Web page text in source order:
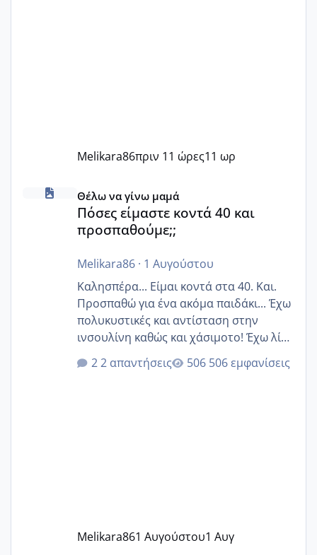
Melikara86πριν 11 ώρες11 ωρ
Πόσες είμαστε κοντά 40 και προσπαθούμε;;
Θέλω να γίνω μαμά
Πόσες είμαστε κοντά 40 και
προσπαθούμε;;
Melikara86· 1 Αυγούστου
Καλησπέρα... Είμαι κοντά στα 40. Και.
Προσπαθώ για ένα ακόμα παιδάκι... Έχω
πολυκυστικές και αντίσταση στην
ινσουλίνη καθώς και χάσιμοτο! Έχω λίγα
κιλά παραπάνω και όσο κ αν προσπαθώ
δεν χάνω εύκολα! Προσπαθώ για ακόμη
2 απαντήσεις 506 εμφανίσεις
Melikara861 Αυγούστου1 Αυγ